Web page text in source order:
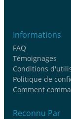
Informations
FAQ
Témoignages
Conditions
Politique de
Comment
Reconnu Par